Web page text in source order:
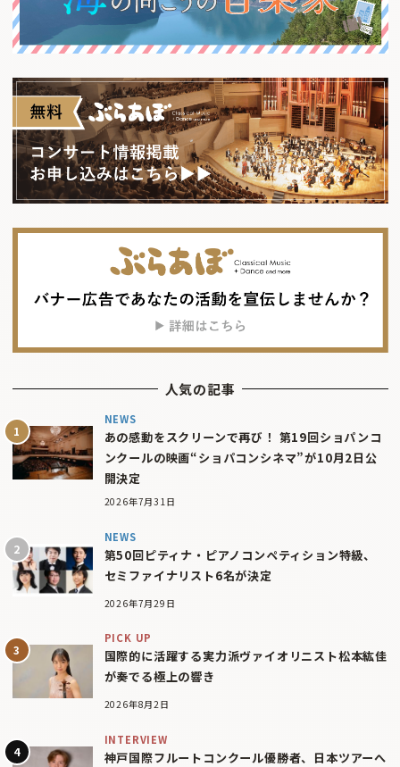
人気の記事
NEWS
あの感動をスクリーンで再び！ 第19回ショパンコ
ンクールの映画“ショパコンシネマ”が10月2日公
開決定
2026年7月31日
NEWS
第50回ピティナ・ピアノコンペティション特級、
セミファイナリスト6名が決定
2026年7月29日
PICK UP
国際的に活躍する実力派ヴァイオリニスト松本紘佳
が奏でる極上の響き
2026年8月2日
INTERVIEW
神戸国際フルートコンクール優勝者、日本ツアーへ